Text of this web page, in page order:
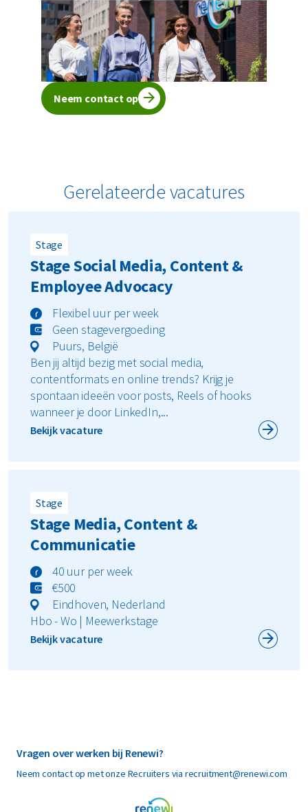
Neem contact op
Gerelateerde vacatures
Stage
Stage Social Media, Content &
Employee Advocacy
Flexibel uur per week
Geen stagevergoeding
Puurs, België
Ben jij altijd bezig met social media,
contentformats en online trends? Krijg je
spontaan ideeën voor posts, Reels of hooks
wanneer je door LinkedIn,...
Bekijk vacature
Stage
Stage Media, Content &
Communicatie
40 uur per week
€500
Eindhoven, Nederland
Hbo - Wo | Meewerkstage
Bekijk vacature
Vragen over werken bij Renewi?
Neem contact op met onze Recruiters via recruitment@renewi.com